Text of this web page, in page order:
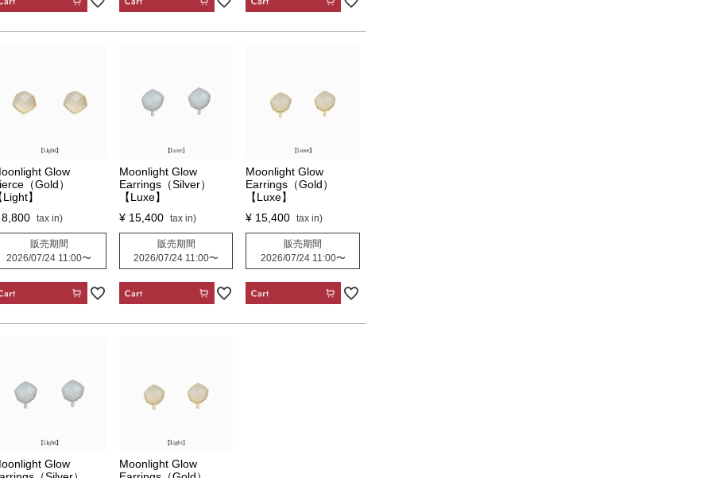
Glow
（Gold）
Light】
8,800
販売期間
2026/07/24 11:00〜
Moonlight Glow
Earrings（Silver）
【Luxe】
¥ 15,400
販売期間
2026/07/24 11:00〜
Moonlight Glow
Earrings（Gold）
【Luxe】
¥ 15,400
販売期間
2026/07/24 11:00〜
Glow
Moonlight Glow